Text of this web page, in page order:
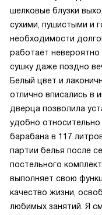
шелковые блузки
сухими, пушистыми и
необходимости
работает невероятно
сушку даже поздно
Белый цвет и
отлично вписались в
дверца позволила
удобно
барабана в 117
партии белья после
постельного
выполняет свою
качество жизни,
любимых занятий. Я